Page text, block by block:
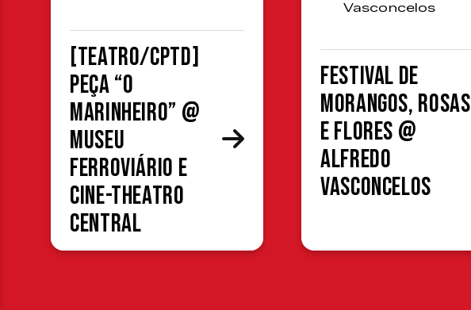
[TEATRO/CPTD]
Peça “O
Marinheiro” @
Museu
Ferroviário e
Cine-Theatro
Central
Vasconcelos
Festival de
Morangos, Rosas
e Flores @
Alfredo
Vasconcelos